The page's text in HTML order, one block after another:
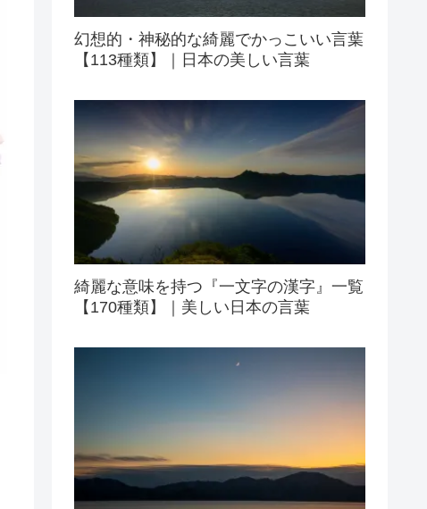
幻想的・神秘的な綺麗でかっこいい言葉
【113種類】｜日本の美しい言葉
綺麗な意味を持つ『一文字の漢字』一覧
【170種類】｜美しい日本の言葉